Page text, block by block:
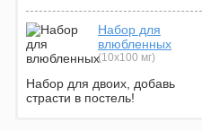
Набор для
влюбленных
(10х100 мг)
Набор для двоих, добавь
страсти в постель!